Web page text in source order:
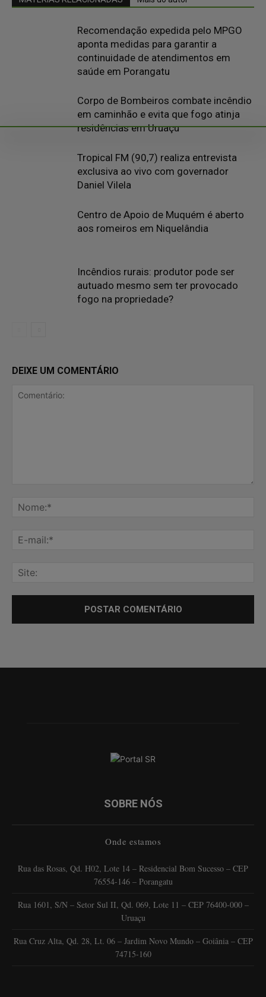
Recomendação expedida pelo MPGO
aponta medidas para garantir a
continuidade de atendimentos em
saúde em Porangatu
Corpo de Bombeiros combate incêndio
em caminhão e evita que fogo atinja
residências em Uruaçu
Tropical FM (90,7) realiza entrevista
exclusiva ao vivo com governador
Daniel Vilela
Centro de Apoio de Muquém é aberto
aos romeiros em Niquelândia
Incêndios rurais: produtor pode ser
autuado mesmo sem ter provocado
fogo na propriedade?
DEIXE UM COMENTÁRIO
SOBRE NÓS
Onde estamos
Rua das Rosas, Qd. H02, Lote 14 – Residencial Bom Sucesso – CEP
76554-146 – Porangatu
Rua 1601, S/N – Setor Sul II, Qd. 069, Lote 11 – CEP 76400-000 –
Uruaçu
Rua Cruz Alta, Qd. 28, Lt. 06 – Jardim Novo Mundo – Goiânia – CEP
74715-160